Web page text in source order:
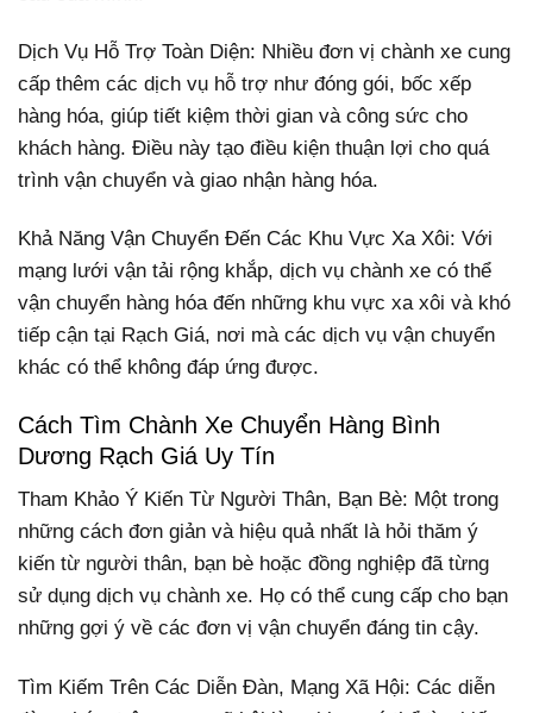
Dịch Vụ Hỗ Trợ Toàn Diện: Nhiều đơn vị chành xe cung
cấp thêm các dịch vụ hỗ trợ như đóng gói, bốc xếp
hàng hóa, giúp tiết kiệm thời gian và công sức cho
khách hàng. Điều này tạo điều kiện thuận lợi cho quá
trình vận chuyển và giao nhận hàng hóa.
Khả Năng Vận Chuyển Đến Các Khu Vực Xa Xôi: Với
mạng lưới vận tải rộng khắp, dịch vụ chành xe có thể
vận chuyển hàng hóa đến những khu vực xa xôi và khó
tiếp cận tại Rạch Giá, nơi mà các dịch vụ vận chuyển
khác có thể không đáp ứng được.
Cách Tìm Chành Xe Chuyển Hàng Bình
Dương Rạch Giá Uy Tín
Tham Khảo Ý Kiến Từ Người Thân, Bạn Bè: Một trong
những cách đơn giản và hiệu quả nhất là hỏi thăm ý
kiến từ người thân, bạn bè hoặc đồng nghiệp đã từng
sử dụng dịch vụ chành xe. Họ có thể cung cấp cho bạn
những gợi ý về các đơn vị vận chuyển đáng tin cậy.
Tìm Kiếm Trên Các Diễn Đàn, Mạng Xã Hội: Các diễn